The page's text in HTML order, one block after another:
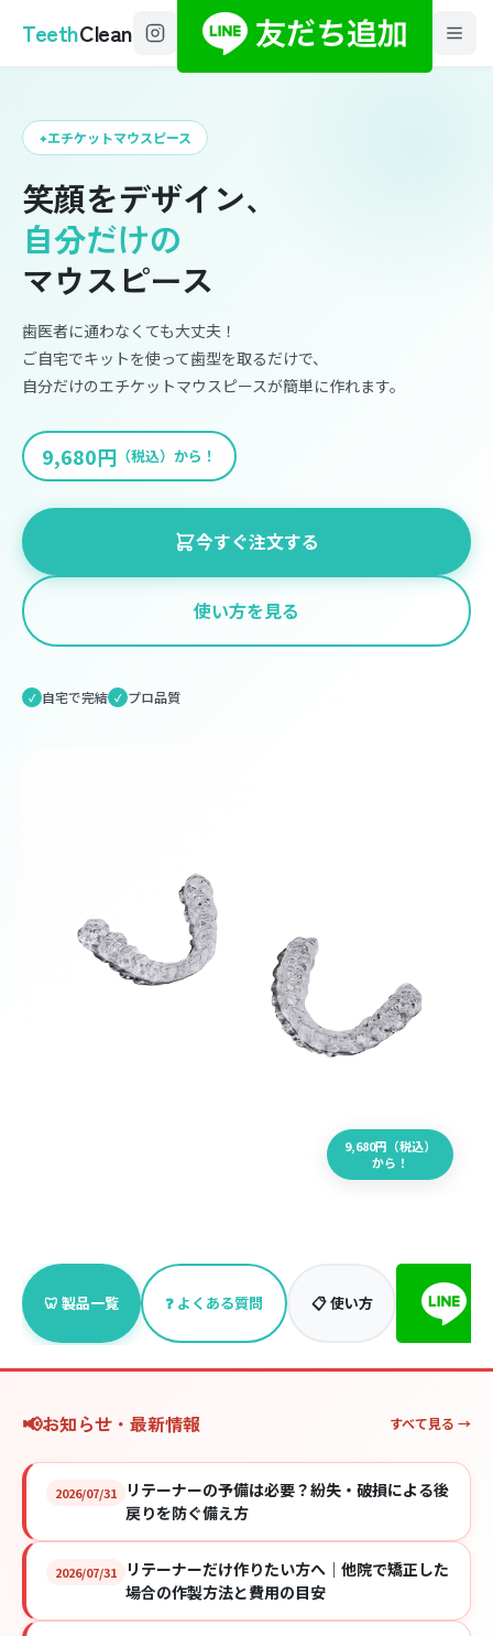
TeethClean
エチケットマウスピース
笑顔をデザイン、
自分だけの
マウスピース
歯医者に通わなくても大丈夫！
ご自宅でキットを使って歯型を取るだけで、
自分だけのエチケットマウスピースが簡単に作れます。
9,680円 （税込）から！
今すぐ注文する
使い方を見る
✓ 自宅で完結 ✓ プロ品質
9,680円（税込）
から！
🦷 製品一覧 ❓ よくある質問 📋 使い方
お知らせ・最新情報 すべて見る →
2026/07/31
リテーナーの予備は必要？紛失・破損による後
戻りを防ぐ備え方
2026/07/31
リテーナーだけ作りたい方へ｜他院で矯正した
場合の作製方法と費用の目安